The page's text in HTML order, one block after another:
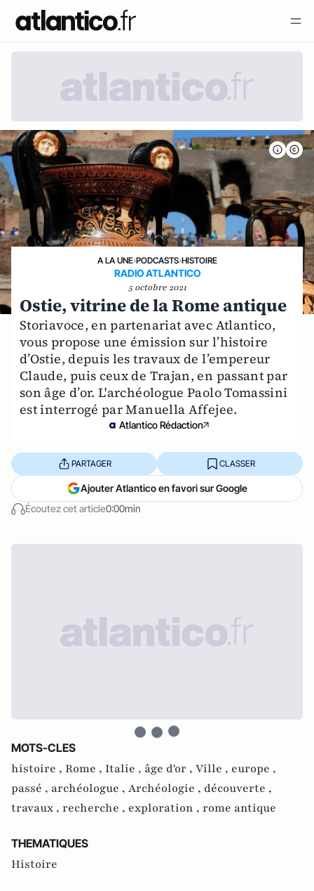
A LA UNE›PODCASTS›HISTOIRE
RADIO ATLANTICO
5 octobre 2021
Ostie, vitrine de la Rome antique
Storiavoce, en partenariat avec Atlantico,
vous propose une émission sur l’histoire
d’Ostie, depuis les travaux de l’empereur
Claude, puis ceux de Trajan, en passant par
son âge d’or. L'archéologue Paolo Tomassini
est interrogé par Manuella Affejee.
Atlantico Rédaction
Écoutez cet article0:00min
PARTAGER CLASSER
Ajouter Atlantico en favori sur Google
MOTS-CLES
histoire , Rome , Italie , âge d'or , Ville , europe ,
passé , archéologue , Archéologie , découverte ,
travaux , recherche , exploration , rome antique
THEMATIQUES
Histoire